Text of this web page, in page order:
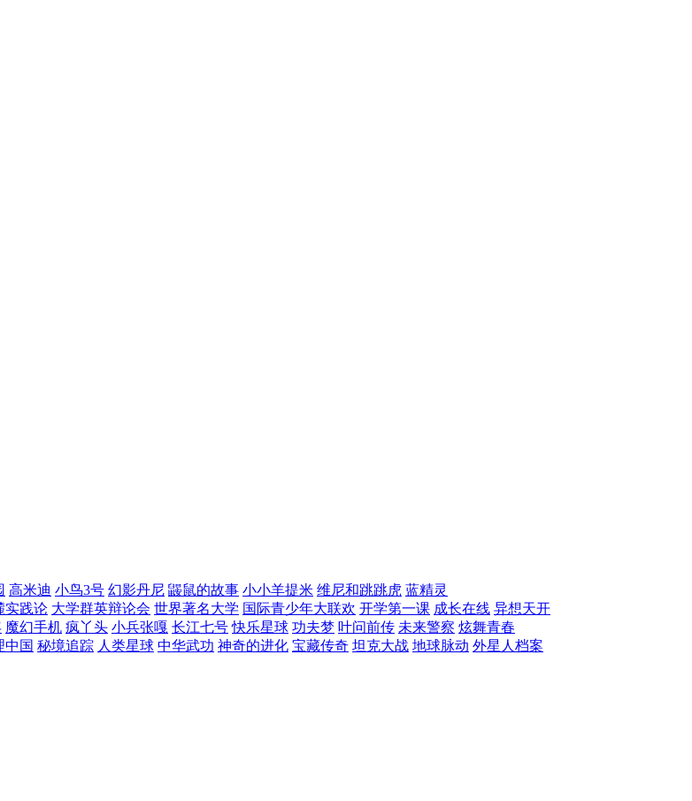
高米迪 小鸟3号 幻影丹尼 鼹鼠的故事 小小羊提米 维尼和跳跳虎 蓝精灵
实践论 大学群英辩论会 世界著名大学 国际青少年大联欢 开学第一课 成长在线 异想天开
魔幻手机 疯丫头 小兵张嘎 长江七号 快乐星球 功夫梦 叶问前传 未来警察 炫舞青春
中国 秘境追踪 人类星球 中华武功 神奇的进化 宝藏传奇 坦克大战 地球脉动 外星人档案